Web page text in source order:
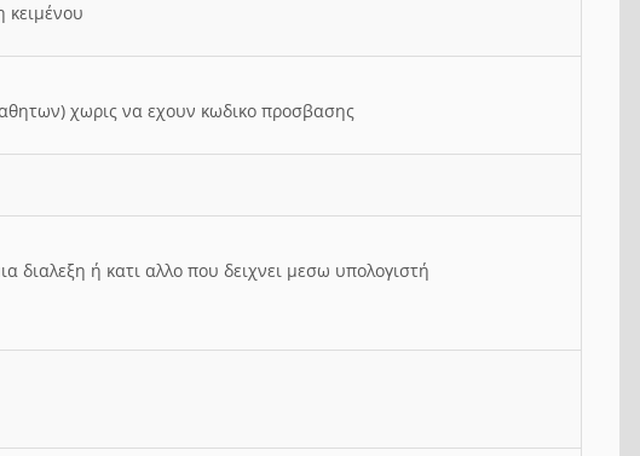
κειμένου
χωρις να εχουν κωδικο προσβασης
διαλεξη ή κατι αλλο που δειχνει μεσω υπολογιστή